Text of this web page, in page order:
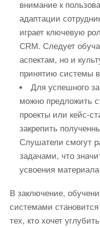
внимание к
адаптации
играет ключевую
CRM. Следует
аспектам, но и
принятию системы
Для успешного
можно предложить
проекты или кейс-
закрепить
Слушатели смогут
задачами, что
усвоения
В заключение,
системами
тех, кто хочет